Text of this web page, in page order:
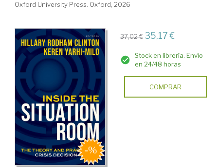
Oxford University Press. Oxford, 2026
37,02 € 35,17 €
Stock en librería. Envío
en 24/48 horas
COMPRAR